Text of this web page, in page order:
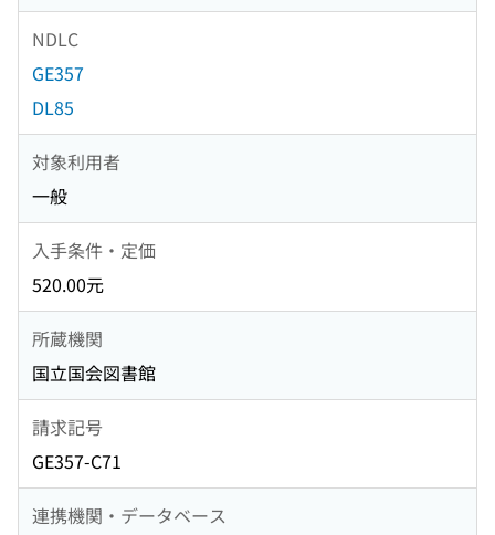
NDLC
GE357
DL85
対象利用者
一般
入手条件・定価
520.00元
所蔵機関
国立国会図書館
請求記号
GE357-C71
連携機関・データベース